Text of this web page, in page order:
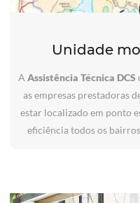
Unidade
A Assistência Técnica DCS
as empresas prestadoras
estar localizado em ponto
eficiência todos os